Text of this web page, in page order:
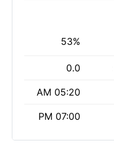
53%
0.0
05:20 AM
07:00 PM